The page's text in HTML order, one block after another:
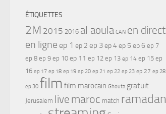
ÉTIQUETTES
2M 2015 2016 al aoula CAN en direct
en ligne ep 1 ep 2 ep 3ep 4ep 5 ep 6 ep 7
ep 8 ep 9 ep 10 ep 11 ep 12 ep 13 ep 14 ep 15 ep
16 ep 17 ep 18 ep 19 ep 20 ep 21 ep 22 ep 23 ep 27 ep 28
ep 30 film film marocain Ghouta gratuit
Jerusalem live maroc match ramadan